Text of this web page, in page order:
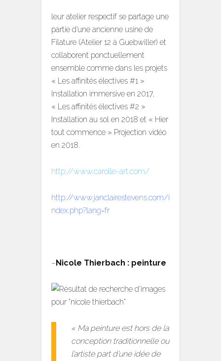
​leur atelier respectif se partage une
partie d’une ancienne usine de
Filature (Atelier 12 à Guebwiller) et
collaborent ponctuellement
ensemble comme dans les projets
« Les affinités électives #1 »
Installation immersive en 2017,
« Les affinités électives #2 »
Installation au sol ​en 2018 et « Hier
tout commence » Projection vidéo ​
en ​2018​.​
http://www.carolle-art.com/
http://www.janclairestevens.com/i
ndex.php?lang=fr
–Nicole Thierbach : peinture
« Ma peinture est hors de la
conception traditionnelle ou
l’artiste part d’une idée de